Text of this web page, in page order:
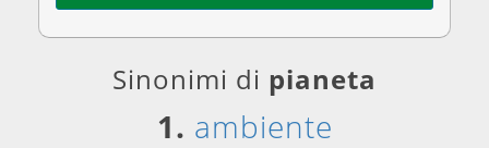
Sinonimi di pianeta
1. ambiente